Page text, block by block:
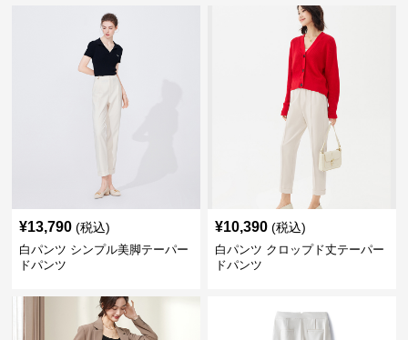
¥13,790 (税込)
白パンツ シンプル美脚テーパー
ドパンツ
¥10,390 (税込)
白パンツ クロップド丈テーパー
ドパンツ